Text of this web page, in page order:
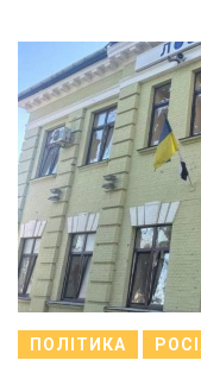
ПОЛІТИКА